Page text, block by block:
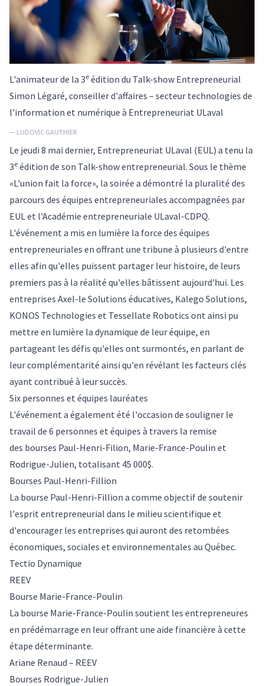
L'animateur de la 3e édition du Talk-show Entrepreneurial
Simon Légaré, conseiller d'affaires – secteur technologies de
l'information et numérique à Entrepreneuriat ULaval
— LUDOVIC GAUTHIER
Le jeudi 8 mai dernier, Entrepreneuriat ULaval (EUL) a tenu la
3e édition de son Talk-show entrepreneurial. Sous le thème
«L'union fait la force», la soirée a démontré la pluralité des
parcours des équipes entrepreneuriales accompagnées par
EUL et l'Académie entrepreneuriale ULaval-CDPQ.
L'événement a mis en lumière la force des équipes
entrepreneuriales en offrant une tribune à plusieurs d'entre
elles afin qu'elles puissent partager leur histoire, de leurs
premiers pas à la réalité qu'elles bâtissent aujourd'hui. Les
entreprises Axel-le Solutions éducatives, Kalego Solutions,
KONOS Technologies et Tessellate Robotics ont ainsi pu
mettre en lumière la dynamique de leur équipe, en
partageant les défis qu'elles ont surmontés, en parlant de
leur complémentarité ainsi qu'en révélant les facteurs clés
ayant contribué à leur succès.
Six personnes et équipes lauréates
L'événement a également été l'occasion de souligner le
travail de 6 personnes et équipes à travers la remise
des bourses Paul-Henri-Filion, Marie-France-Poulin et
Rodrigue-Julien, totalisant 45 000$.
Bourses Paul-Henri-Fillion
La bourse Paul-Henri-Fillion a comme objectif de soutenir
l'esprit entrepreneurial dans le milieu scientifique et
d'encourager les entreprises qui auront des retombées
économiques, sociales et environnementales au Québec.
Tectio Dynamique
REEV
Bourse Marie-France-Poulin
La bourse Marie-France-Poulin soutient les entrepreneures
en prédémarrage en leur offrant une aide financière à cette
étape déterminante.
Ariane Renaud – REEV
Bourses Rodrigue-Julien